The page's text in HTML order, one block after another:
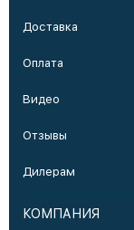
Доставка
Оплата
Видео
Отзывы
Дилерам
КОМПАНИЯ